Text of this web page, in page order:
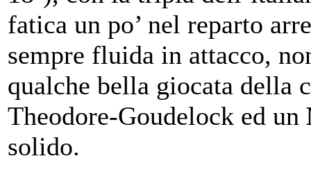
fatica un po’ nel reparto
sempre fluida in attacco,
qualche bella giocata della
Theodore-Goudelock ed un
solido.